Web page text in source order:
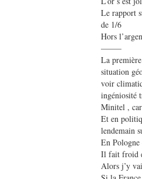
Le rapport
de 1/6
Hors
——–
La
situation
voir
ingéniosité
Minitel ,
Et en
lendemain
En
Il fait froid
Alors j’y